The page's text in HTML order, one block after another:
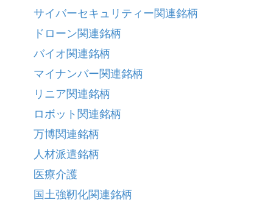
サイバーセキュリティー関連銘柄
ドローン関連銘柄
バイオ関連銘柄
マイナンバー関連銘柄
リニア関連銘柄
ロボット関連銘柄
万博関連銘柄
人材派遣銘柄
医療介護
国土強靭化関連銘柄